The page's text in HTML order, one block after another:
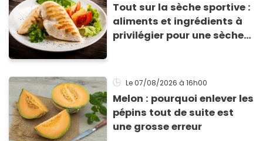
Tout sur la sèche sportive :
aliments et ingrédients à
privilégier pour une sèche
Le 07/08/2026 à 16h00
Melon : pourquoi enlever les
pépins tout de suite est
une grosse erreur